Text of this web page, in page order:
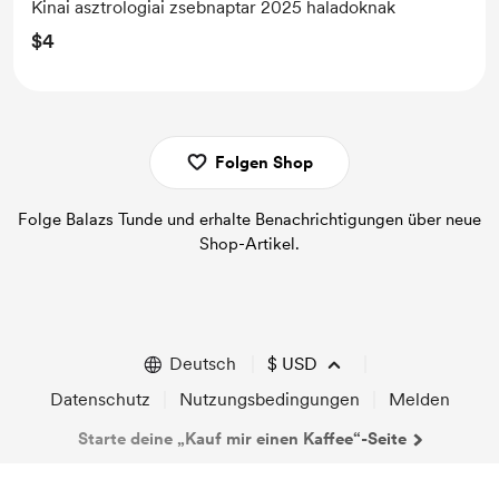
Kinai asztrologiai zsebnaptar 2025 haladoknak
$4
Folgen Shop
Folge Balazs Tunde und erhalte Benachrichtigungen über neue
Shop-Artikel.
Deutsch $ USD
Datenschutz
Nutzungsbedingungen Melden
Starte deine „Kauf mir einen Kaffee“-Seite